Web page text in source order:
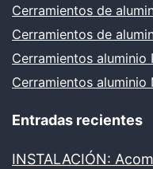
Cerramientos de
Cerramientos de
Cerramientos aluminio
Cerramientos aluminio
Entradas recientes
INSTALACIÓN: